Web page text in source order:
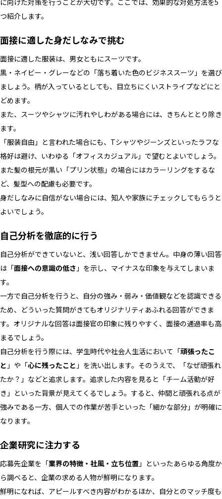
つ紹介します。
面接に適した身だしなみで挑む
面接に適した服装は、男女ともにスーツです。
黒・ネイビー・グレーなどの「落ち着いた色のビジネススーツ」を選び
ましょう。柄が入っているとしても、目立ちにくいストライプなどにと
どめます。
また、スーツやシャツに汚れやしわがある場合には、きちんととり除き
ます。
「服装自由」と言われた場合にも、Tシャツやジーンズといったラフな
格好は避け、いわゆる「オフィスカジュアル」で望むとよいでしょう。
また髪の根元が黒い「プリン状態」の場合にはカラーリングをするな
ど、髪型への配慮も必要です。
身だしなみに自信がない場合には、知人や家族にチェックしてもらうと
よいでしょう。
自己分析を徹底的に行う
自己分析ができていないと、浅い回答しかできません。中身の薄い回答
は「面接への意識の低さ 」を示し、マイナスな印象を与えてしまいま
す。
一方で自己分析を行うと、自分の強み・弱み・価値観などを認識できる
ため、どういった質問がきてもオリジナリティあふれる回答ができま
す。オリジナルな回答は面接官の印象に残りやすく、面接の通過率も高
まるでしょう。
自己分析を行う際には、学生時代や社会人生活において「頑張ったこ
と 」や「心に残ったこと 」を洗い出します。そのうえで、「なぜ頑張れ
たか？」などと追求します。追求した内容を見ると「チーム活動が好
き」といった背景が見えてくるでしょう。すると、仲間と頑張れる点が
強みである一方、個人での作業が苦手といった「細かな部分」が明確に
なります。
企業研究に注力する
応募先企業を「業界の特徴・社風・立ち位置 」といったあらゆる角度か
ら調べると、企業の求める人物が鮮明になります。
鮮明になれば、アピールすべき内容がわかるほか、自分とのマッチ度も